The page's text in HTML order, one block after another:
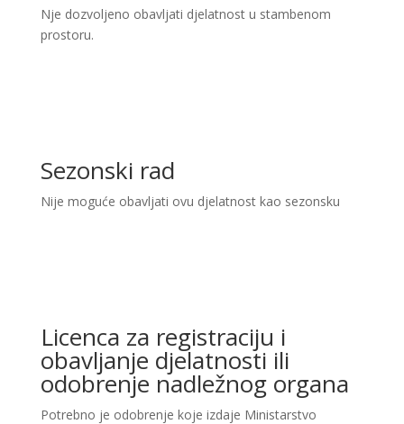
Nje dozvoljeno obavljati djelatnost u stambenom
prostoru.
Sezonski rad
Nije moguće obavljati ovu djelatnost kao sezonsku
Licenca za registraciju i
obavljanje djelatnosti ili
odobrenje nadležnog organa
Potrebno je odobrenje koje izdaje Ministarstvo